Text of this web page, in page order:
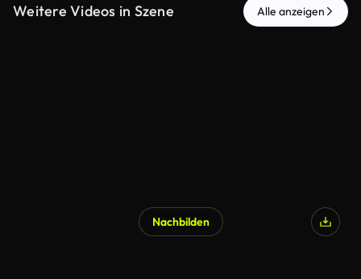
Weitere Videos in Szene Alle anzeigen
Nachbilden